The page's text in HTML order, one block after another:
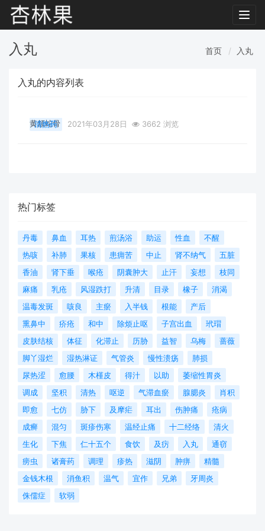
入丸 首页 入丸
入丸的内容列表
黄颔蛇骨
清热药 2021年03月28日 3662 浏览
热门标签
丹毒 鼻血 耳热 煎汤浴 助运 性血
不醒
热咳
补肺 果核 患痈苦 中止 肾不纳气
五脏
香油
肾下垂 喉疮 阴囊肿大 止汗 妄想
枝同
麻痛
乳疮 风湿跌打 升清 目录 橡子
消渴
温毒发斑
咳良 主瘀 入半钱 根能
产后
熏鼻中
疥疮 和中 除烦止呕 子宫出血
玳瑁
皮肤结核
体征 化滞止 历胁 益智 乌梅
蔷薇
脚丫湿烂
湿热淋证 气管炎 慢性溃疡
肺损
尿热涩
愈腰 木槿皮 得汁 以助
萎缩性胃炎
调成
坚积 清热 呕逆 气滞血瘀 腺腮炎
肖积
即愈
七仿 胁下 及摩疟 耳出 伤肿痛
疮病
成癣
混匀 斑疹伤寒 温经止痛 十二经络
清火
生化
下焦 仁十五个 食饮 及疠 入丸
通窃
痨虫
诸膏药 调理 疹热 滋阴 肿痹
精髓
金钱木根
消鱼积 温气 宜作 兄弟
牙周炎
侏儒症
软弱